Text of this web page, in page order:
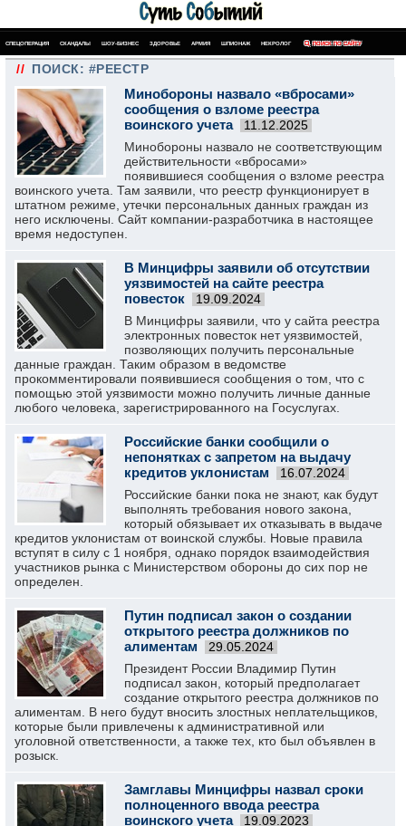
СПЕЦОПЕРАЦИЯ СКАНДАЛЫ ШОУ-БИЗНЕС ЗДОРОВЬЕ АРМИЯ ШПИОНАЖ НЕКРОЛОГ ПОИСК ПО САЙТУ
// ПОИСК: #РЕЕСТР
Минобороны назвало «вбросами»
сообщения о взломе реестра
воинского учета
11.12.2025
Минобороны назвало не соответствующим
действительности «вбросами»
появившиеся сообщения о взломе реестра
воинского учета. Там заявили, что реестр функционирует в
штатном режиме, утечки персональных данных граждан из
него исключены. Сайт компании-разработчика в настоящее
время недоступен.
В Минцифры заявили об отсутствии
уязвимостей на сайте реестра
повесток
19.09.2024
В Минцифры заявили, что у сайта реестра
электронных повесток нет уязвимостей,
позволяющих получить персональные
данные граждан. Таким образом в ведомстве
прокомментировали появившиеся сообщения о том, что с
помощью этой уязвимости можно получить личные данные
любого человека, зарегистрированного на Госуслугах.
Российские банки сообщили о
непонятках с запретом на выдачу
кредитов уклонистам
16.07.2024
Российские банки пока не знают, как будут
выполнять требования нового закона,
который обязывает их отказывать в выдаче
кредитов уклонистам от воинской службы. Новые правила
вступят в силу с 1 ноября, однако порядок взаимодействия
участников рынка с Министерством обороны до сих пор не
определен.
Путин подписал закон о создании
открытого реестра должников по
алиментам
29.05.2024
Президент России Владимир Путин
подписал закон, который предполагает
создание открытого реестра должников по
алиментам. В него будут вносить злостных неплательщиков,
которые были привлечены к административной или
уголовной ответственности, а также тех, кто был объявлен в
розыск.
Замглавы Минцифры назвал сроки
полноценного ввода реестра
воинского учета
19.09.2023